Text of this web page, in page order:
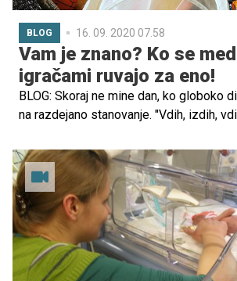
BLOG 16. 09. 2020 07.58
Vam je znano? Ko se
igračami ruvajo za eno!
BLOG: Skoraj ne mine dan, ko globoko
na razdejano stanovanje. "Vdih, izdih,
miza v otroški sobi, dinozavri na
za zdravnike po kavču, vrtavke pod